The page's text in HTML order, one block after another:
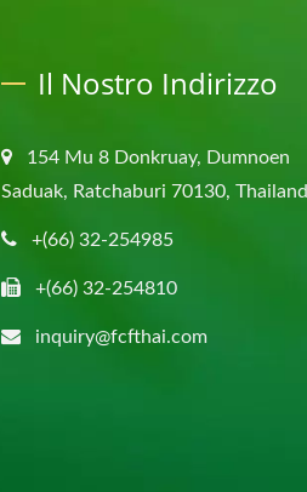
Il Nostro Indirizzo
154 Mu 8 Donkruay, Dumnoen
Saduak, Ratchaburi 70130, Thailand
+(66) 32-254985
+(66) 32-254810
inquiry@fcfthai.com